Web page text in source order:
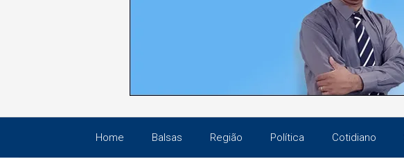
Home Balsas Região Política Cotidiano